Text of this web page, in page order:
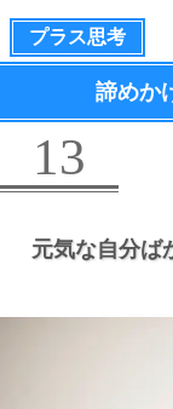
プラス思考
諦めか
13
元気な自分ば